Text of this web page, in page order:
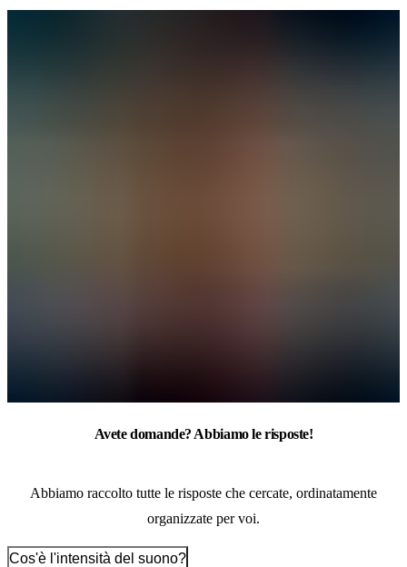
Avete domande? Abbiamo le risposte!
Abbiamo raccolto tutte le risposte che cercate, ordinatamente
organizzate per voi.
Cos'è l'intensità del suono?